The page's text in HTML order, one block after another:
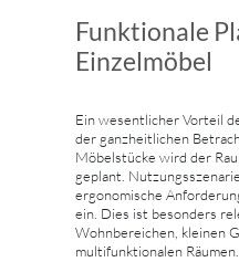
Funktionale
Einzelmöbel
Ein wesentlicher Vorteil
der ganzheitlichen
Möbelstücke wird der
geplant.
ergonomische
ein. Dies ist besonders
Wohnbereichen, kleinen
multifunktionalen Räumen.